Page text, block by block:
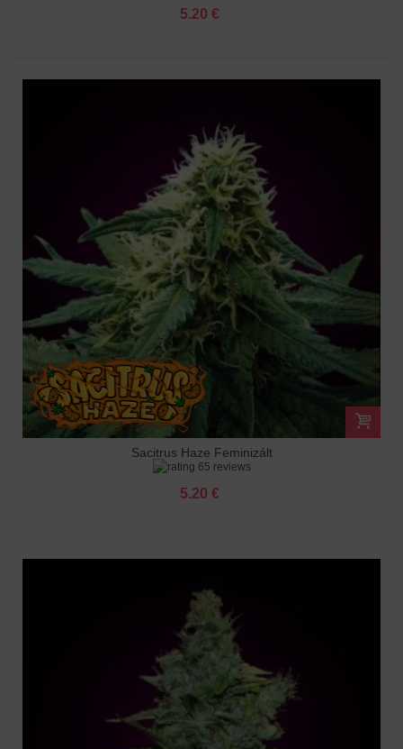
5.20 €
Sacitrus Haze Feminizált
65 reviews
5.20 €